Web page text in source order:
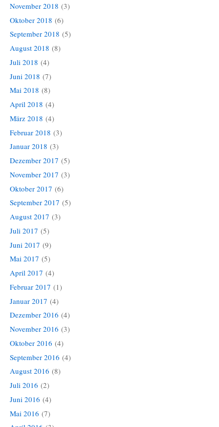
November 2018 (3)
Oktober 2018 (6)
September 2018 (5)
August 2018 (8)
Juli 2018 (4)
Juni 2018 (7)
Mai 2018 (8)
April 2018 (4)
März 2018 (4)
Februar 2018 (3)
Januar 2018 (3)
Dezember 2017 (5)
November 2017 (3)
Oktober 2017 (6)
September 2017 (5)
August 2017 (3)
Juli 2017 (5)
Juni 2017 (9)
Mai 2017 (5)
April 2017 (4)
Februar 2017 (1)
Januar 2017 (4)
Dezember 2016 (4)
November 2016 (3)
Oktober 2016 (4)
September 2016 (4)
August 2016 (8)
Juli 2016 (2)
Juni 2016 (4)
Mai 2016 (7)